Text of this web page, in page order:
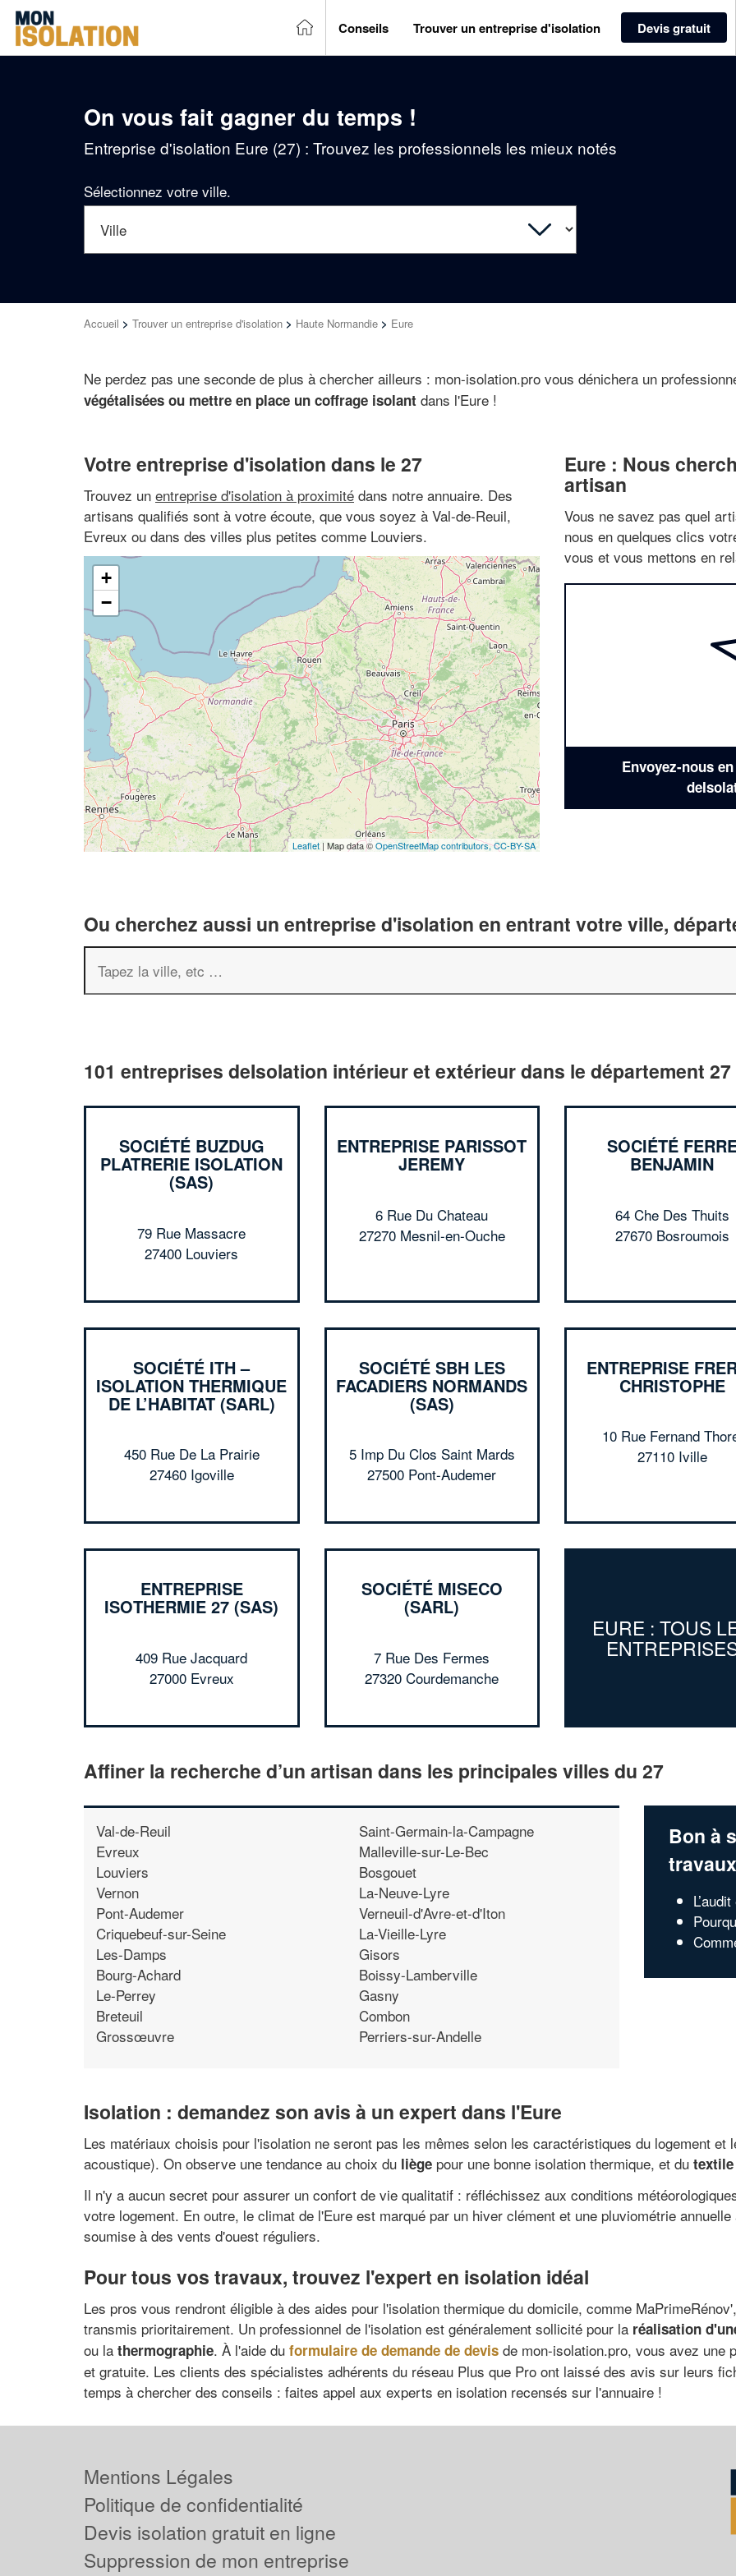
Conseils Trouver un entreprise d'isolation Devis gratuit
On vous fait gagner du temps !
Entreprise d'isolation Eure (27) : Trouvez les professionnels les mieux notés
Sélectionnez votre ville.
Accueil > Trouver un entreprise d'isolation > Haute Normandie > Eure
Ne perdez pas une seconde de plus à chercher ailleurs : mon-isolation.pro vous dénichera un
végétalisées ou mettre en place un coffrage isolant dans l'Eure !
Votre entreprise d'isolation dans le 27
Trouvez un entreprise d'isolation à proximité dans notre annuaire. Des
artisans qualifiés sont à votre écoute, que vous soyez à Val-de-Reuil,
Evreux ou dans des villes plus petites comme Louviers.
+
−
Leaflet | Map data ©OpenStreetMap contributors,CC-BY-SA
Eure : Nous
artisan
Vous ne savez pas quel
nous en quelques clics
vous et vous mettons en
Envoyez-nous
Ou cherchez aussi un entreprise d'isolation en entrant votre ville,
101 entreprises deIsolation intérieur et extérieur dans le département 27
SOCIÉTÉ BUZDUG
PLATRERIE ISOLATION
(SAS)
79 Rue Massacre
27400 Louviers
ENTREPRISE PARISSOT
JEREMY
6 Rue Du Chateau
27270 Mesnil-en-Ouche
SOCIÉTÉ
BENJAMIN
64 Che Des Thuits
27670 Bosroumois
SOCIÉTÉ ITH –
ISOLATION THERMIQUE
DE L’HABITAT (SARL)
450 Rue De La Prairie
27460 Igoville
SOCIÉTÉ SBH LES
FACADIERS NORMANDS
(SAS)
5 Imp Du Clos Saint Mards
27500 Pont-Audemer
ENTREPRISE
CHRISTOPHE
10 Rue Fernand
27110 Iville
ENTREPRISE
ISOTHERMIE 27 (SAS)
409 Rue Jacquard
27000 Evreux
SOCIÉTÉ MISECO
(SARL)
7 Rue Des Fermes
27320 Courdemanche
EURE : TOUS
Affiner la recherche d’un artisan dans les principales villes du 27
Val-de-Reuil
Evreux
Louviers
Vernon
Pont-Audemer
Criquebeuf-sur-Seine
Les-Damps
Bourg-Achard
Le-Perrey
Breteuil
Grossœuvre
Saint-Germain-la-Campagne
Malleville-sur-Le-Bec
Bosgouet
La-Neuve-Lyre
Verneuil-d'Avre-et-d'Iton
La-Vieille-Lyre
Gisors
Boissy-Lamberville
Gasny
Combon
Perriers-sur-Andelle
Bon à
travaux
Isolation : demandez son avis à un expert dans l'Eure
Les matériaux choisis pour l'isolation ne seront pas les mêmes selon les caractéristiques du logement et
acoustique). On observe une tendance au choix du liège pour une bonne isolation thermique, et du
Il n'y a aucun secret pour assurer un confort de vie qualitatif : réfléchissez aux conditions
votre logement. En outre, le climat de l'Eure est marqué par un hiver clément et une pluviométrie
soumise à des vents d'ouest réguliers.
Pour tous vos travaux, trouvez l'expert en isolation idéal
Les pros vous rendront éligible à des aides pour l'isolation thermique du domicile, comme
transmis prioritairement. Un professionnel de l'isolation est généralement sollicité pour la réalisation
ou la thermographie. À l'aide du formulaire de demande de devis de mon-isolation.pro, vous avez une
et gratuite. Les clients des spécialistes adhérents du réseau Plus que Pro ont laissé des avis sur leurs
temps à chercher des conseils : faites appel aux experts en isolation recensés sur l'annuaire !
Mentions Légales
Politique de confidentialité
Devis isolation gratuit en ligne
Suppression de mon entreprise